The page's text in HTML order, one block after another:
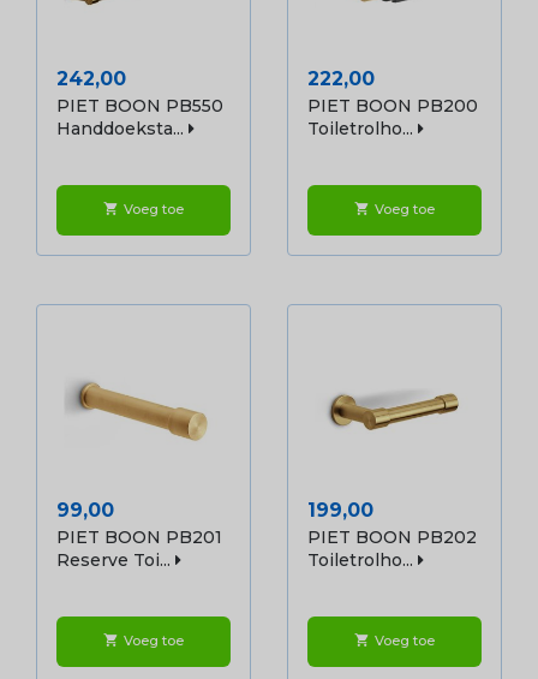
Prijs
242,00
PIET BOON PB550
Handdoeksta...
shopping_cart Voeg toe
Prijs
222,00
PIET BOON PB200
Toiletrolho...
shopping_cart Voeg toe
Prijs
99,00
PIET BOON PB201
Reserve Toi...
shopping_cart Voeg toe
Prijs
199,00
PIET BOON PB202
Toiletrolho...
shopping_cart Voeg toe